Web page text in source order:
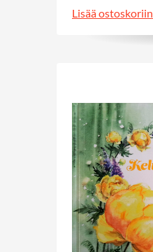
Lisää ostoskoriin